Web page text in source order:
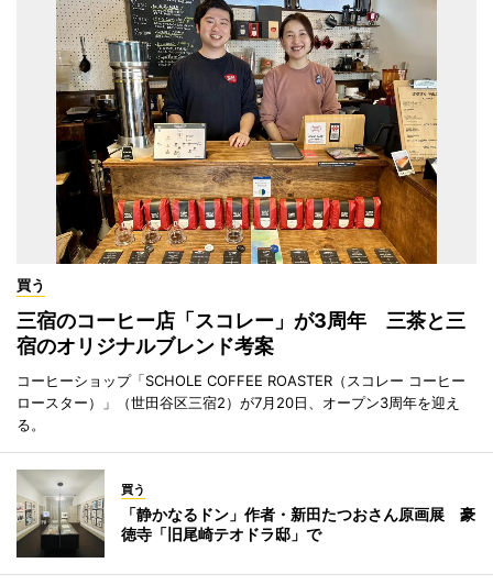
買う
三宿のコーヒー店「スコレー」が3周年 三茶と三
宿のオリジナルブレンド考案
コーヒーショップ「SCHOLE COFFEE ROASTER（スコレー コーヒー
ロースター）」（世田谷区三宿2）が7月20日、オープン3周年を迎え
る。
買う
「静かなるドン」作者・新田たつおさん原画展 豪
徳寺「旧尾崎テオドラ邸」で